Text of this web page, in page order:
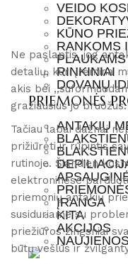
VEIDO
KŪNO
RANKOMS
PLAUKAMS
RINKINIAI
DOVANŲ
PRIEMONĖS
ANTAKIŲ
ĮRANGA
KITA
AKCIJOS
Ne paslaptis, jog
detalių, kuri įrėmina
akis bei
gražiausius jo bruožus.
Tačiau labai dažnai
prižiūrėti ir rūpintis
rutinoje. Šiandien
elektroninėse
priemonių antakių
susiduriame su
priežiūros žingsniai
būtų vešlūs ir